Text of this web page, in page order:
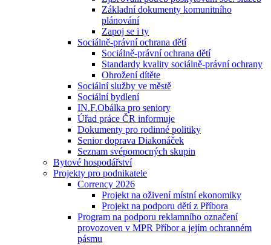
Základní dokumenty komunitního
plánování
Zapoj se i ty
Sociálně-právní ochrana dětí
Sociálně-právní ochrana dětí
Standardy kvality sociálně-právní ochrany
Ohrožení dítěte
Sociální služby ve městě
Sociální bydlení
IN.F.Obálka pro seniory
Úřad práce ČR informuje
Dokumenty pro rodinné politiky
Senior doprava Diakonáček
Seznam svépomocných skupin
Bytové hospodářství
Projekty pro podnikatele
Corrency 2026
Projekt na oživení místní ekonomiky
Projekt na podporu dětí z Příbora
Program na podporu reklamního označení
provozoven v MPR Příbor a jejím ochranném
pásmu